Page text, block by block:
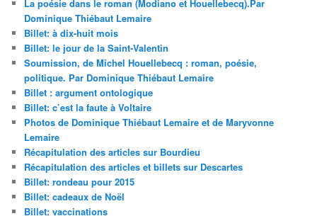
La poésie dans le roman (Modiano et Houellebecq).Par
Dominique Thiébaut Lemaire
Billet: à dix-huit mois
Billet: le jour de la Saint-Valentin
Soumission, de Michel Houellebecq : roman, poésie,
politique. Par Dominique Thiébaut Lemaire
Billet : argument ontologique
Billet: c’est la faute à Voltaire
Photos de Dominique Thiébaut Lemaire et de Maryvonne
Lemaire
Récapitulation des articles sur Bourdieu
Récapitulation des articles et billets sur Descartes
Billet: rondeau pour 2015
Billet: cadeaux de Noël
Billet: vaccinations